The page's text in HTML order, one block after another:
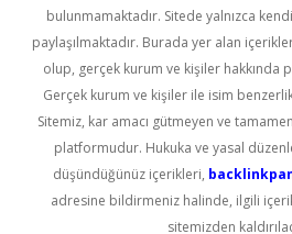
bulunmamaktadır. Sitede yalnızca
paylaşılmaktadır. Burada yer alan
olup, gerçek kurum ve kişiler hakkında
Gerçek kurum ve kişiler ile isim
Sitemiz, kar amacı gütmeyen ve
platformudur. Hukuka ve yasal
düşündüğünüz içerikleri,
adresine bildirmeniz halinde, ilgili
sitemizden